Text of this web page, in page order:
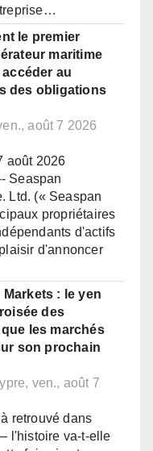
le premier
maritime
au
des obligations
août 7 2026
août 2026
Seaspan
Ltd. (« Seaspan
propriétaires
d'actifs
d'annoncer
: le yen
des
les marchés
son prochain
ven., août 7
retrouvé dans
l'histoire va-t-elle